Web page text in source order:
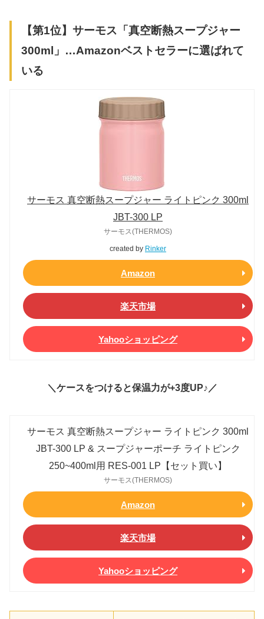
【第1位】サーモス「真空断熱スープジャー
300ml」…Amazonベストセラーに選ばれて
いる
サーモス 真空断熱スープジャー ライトピンク 300ml
JBT-300 LP
created by Rinker
サーモス(THERMOS)
Amazon
楽天市場
Yahooショッピング
＼ケースをつけると保温力が+3度UP♪／
サーモス 真空断熱スープジャー ライトピンク 300ml
JBT-300 LP & スープジャーポーチ ライトピンク
250~400ml用 RES-001 LP【セット買い】
サーモス(THERMOS)
Amazon
楽天市場
Yahooショッピング